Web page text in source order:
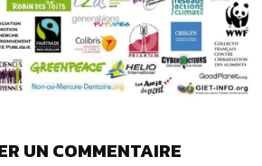
UN COMMENTAIRE